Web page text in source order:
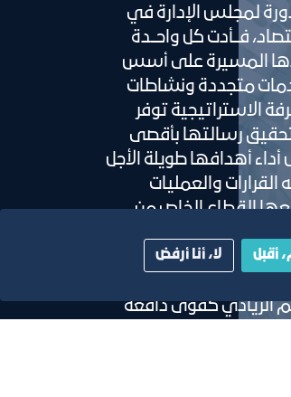
عـلـى غرفــة جــدة 22 دورة لمجلس الإدارة في
فــأدت كل واحــدة
المسيرة على أسس
متجددة ونشاطات
الاستراتيجية توفر
رسالتها بأقصى
أداء أهدافها طويلة الأجل
القرارات والعمليات
القطاع الخاص من
نقلة نوعية مؤثرة
إليها من أصحاب
الريادي كقوى دافعة
أقبل لا، أنا أرفض